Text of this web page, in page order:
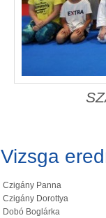
Vizsga
Czigány Panna
Czigány Dorottya
Dobó Boglárka